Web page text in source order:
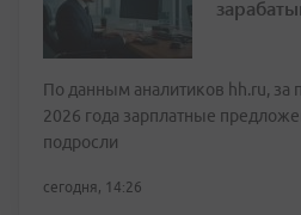
По данным аналитиков hh.ru, за
2026 года зарплатные
подросли
сегодня, 14:26